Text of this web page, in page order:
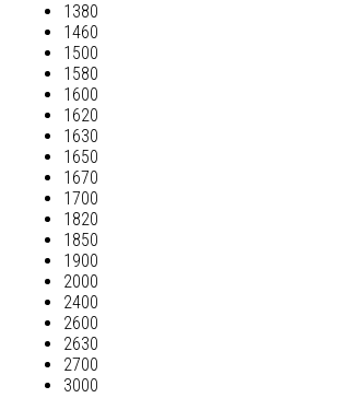
1380
1460
1500
1580
1600
1620
1630
1650
1670
1700
1820
1850
1900
2000
2400
2600
2630
2700
3000